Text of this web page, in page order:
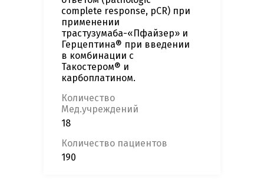
complete response, pCR) при
применении
трастузумаба-«Пфайзер» и
Герцептина® при введении
в комбинации с
Такостером® и
карбоплатином.
Количество
Мед.учреждений
18
Количество пациентов
190